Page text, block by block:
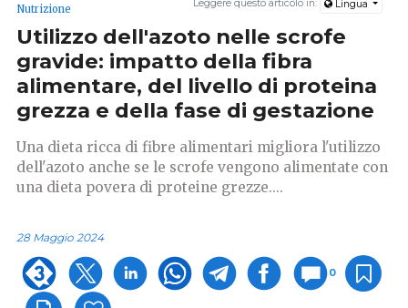
Leggere questo articolo in: Lingua
Nutrizione
Utilizzo dell'azoto nelle scrofe
gravide: impatto della fibra
alimentare, del livello di proteina
grezza e della fase di gestazione
Una dieta ricca di fibre alimentari migliora l'utilizzo
dell'azoto anche se le scrofe vengono alimentate con
una dieta povera di proteine ​​grezze....
28 Maggio 2024
0